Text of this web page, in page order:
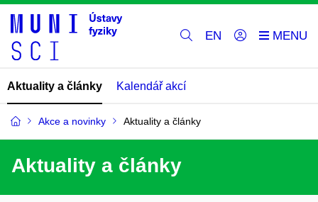
EN
Aktuality a články Kalendář akcí
Akce a novinky Aktuality a články
Aktuality a články